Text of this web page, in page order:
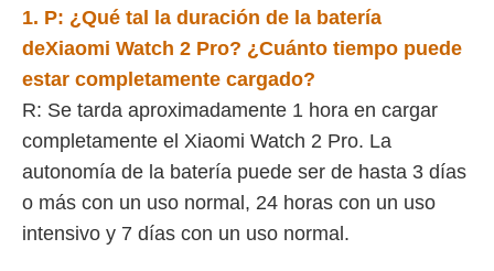
1. P: ¿Qué tal la duración de la batería
deXiaomi Watch 2 Pro? ¿Cuánto tiempo puede
estar completamente cargado?
R: Se tarda aproximadamente 1 hora en cargar
completamente el Xiaomi Watch 2 Pro. La
autonomía de la batería puede ser de hasta 3 días
o más con un uso normal, 24 horas con un uso
intensivo y 7 días con un uso normal.